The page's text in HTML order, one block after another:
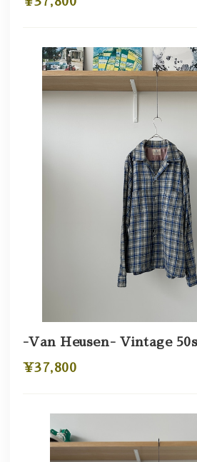
-Van Heusen- Vintage
¥37,800